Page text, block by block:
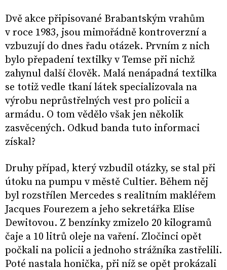
Dvě akce připisované Brabantským vrahům
v roce 1983, jsou mimořádně kontroverzní a
vzbuzují do dnes řadu otázek. Prvním z nich
bylo přepadení textilky v Temse při nichž
zahynul další člověk. Malá nenápadná textilka
se totiž vedle tkaní látek specializovala na
výrobu neprůstřelných vest pro policii a
armádu. O tom vědělo však jen několik
zasvěcených. Odkud banda tuto informaci
získal?
Druhy případ, který vzbudil otázky, se stal při
útoku na pumpu v městě Cultier. Během něj
byl rozstřílen Mercedes s realitním makléřem
Jacques Fourezem a jeho sekretářka Elise
Dewitovou. Z benzínky zmizelo 20 kilogramů
čaje a 10 litrů oleje na vaření. Zločinci opět
počkali na policii a jednoho strážníka zastřelili.
Poté nastala honička, při níž se opět prokázali